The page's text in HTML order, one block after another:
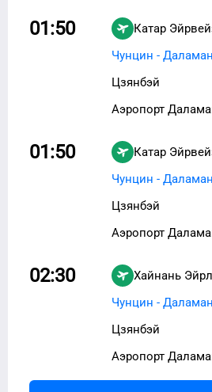
01:50 Катар
Чунцин - Даламан
Цзянбэй
Аэропорт
01:50 Катар
Чунцин - Даламан
Цзянбэй
Аэропорт
02:30 Хайнань
Чунцин - Даламан
Цзянбэй
Аэропорт